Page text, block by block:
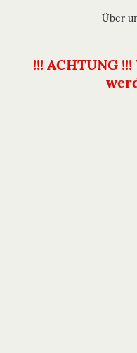
Über
!!! ACHTUNG